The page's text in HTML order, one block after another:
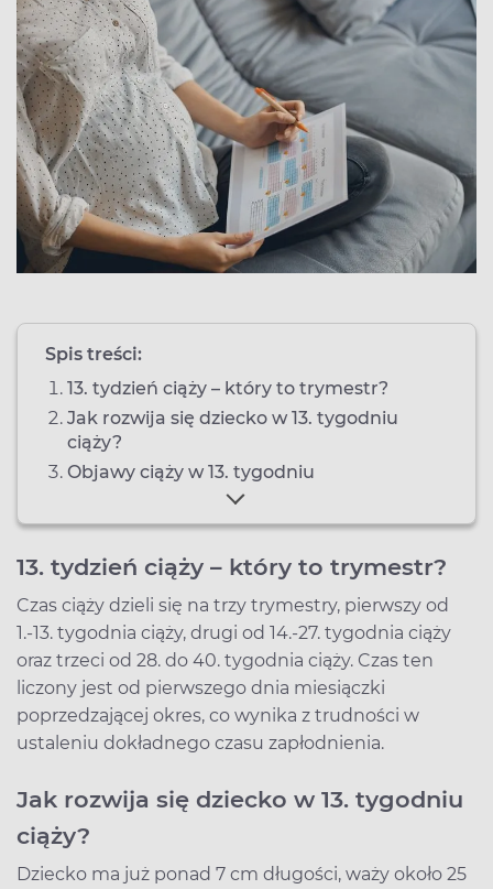
Spis treści:
13. tydzień ciąży – który to trymestr?
Jak rozwija się dziecko w 13. tygodniu
ciąży?
Objawy ciąży w 13. tygodniu
13. tydzień ciąży – który to trymestr?
Czas ciąży dzieli się na trzy trymestry, pierwszy od
1.-13. tygodnia ciąży, drugi od 14.-27. tygodnia ciąży
oraz trzeci od 28. do 40. tygodnia ciąży. Czas ten
liczony jest od pierwszego dnia miesiączki
poprzedzającej okres, co wynika z trudności w
ustaleniu dokładnego czasu zapłodnienia.
Jak rozwija się dziecko w 13. tygodniu
ciąży?
Dziecko ma już ponad 7 cm długości, waży około 25